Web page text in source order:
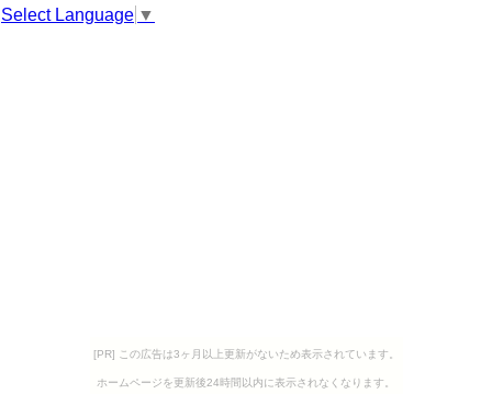
Select Language ▼
[PR] この広告は3ヶ月以上更新がないため表示されています。
ホームページを更新後24時間以内に表示されなくなります。